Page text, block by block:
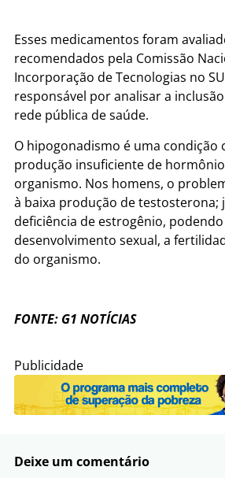
Esses medicamentos foram
recomendados pela Comissão
Incorporação de Tecnologias no
responsável por analisar a
rede pública de saúde.
O hipogonadismo é uma condição
produção insuficiente de
organismo. Nos homens, o
à baixa produção de testosterona;
deficiência de estrogênio,
desenvolvimento sexual, a
do organismo.
FONTE: G1 NOTÍCIAS
Publicidade
Deixe um comentário